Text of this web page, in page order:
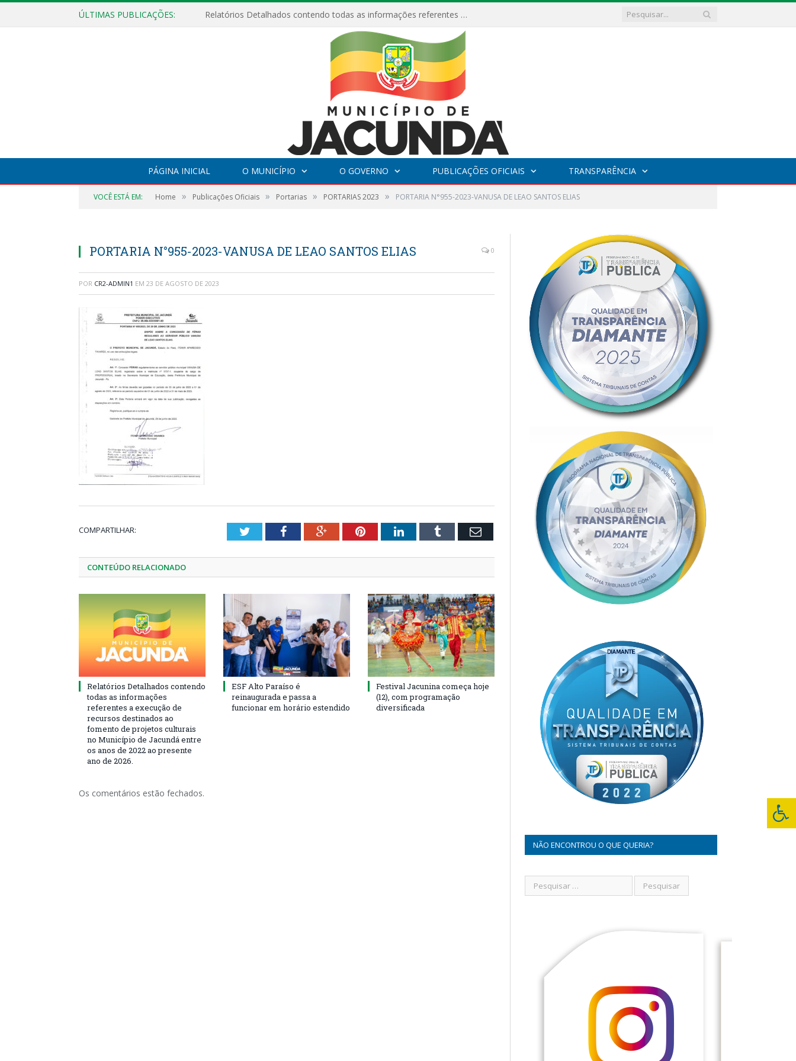
ÚLTIMAS PUBLICAÇÕES: Relatórios Detalhados contendo todas as informações referentes a execução de recursos destinados ao fomento de projetos culturais no Município de Jacundá entre os anos de 2022 ao presente ano de 2026.
PÁGINA INICIAL O MUNICÍPIO O GOVERNO PUBLICAÇÕES OFICIAIS TRANSPARÊNCIA
VOCÊ ESTÁ EM: Home » Publicações Oficiais » Portarias » PORTARIAS 2023 » PORTARIA N°955-2023-VANUSA DE LEAO SANTOS ELIAS
PORTARIA N°955-2023-VANUSA DE LEAO SANTOS ELIAS 0
POR CR2-ADMIN1 EM 23 DE AGOSTO DE 2023
COMPARTILHAR: TwitterFacebookGoogle+PinterestLinkedInTumblr Email
CONTEÚDO RELACIONADO
Relatórios Detalhados contendo
todas as informações
referentes a execução de
recursos destinados ao
fomento de projetos culturais
no Município de Jacundá entre
os anos de 2022 ao presente
ano de 2026.
ESF Alto Paraíso é
reinaugurada e passa a
funcionar em horário estendido
Festival Jacunina começa hoje
(12), com programação
diversificada
Os comentários estão fechados.
NÃO ENCONTROU O QUE QUERIA?